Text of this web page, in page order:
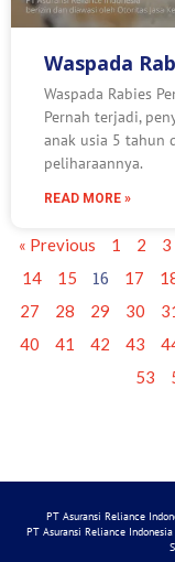
Waspada
Waspada Rabies
Pernah terjadi,
anak usia 5 tahun
peliharaannya.
READ MORE »
« Previous 1 2 3
14
15 16 17
27
28 29 30
40
41 42 43
53
PT Asuransi Reliance
PT Asuransi Reliance